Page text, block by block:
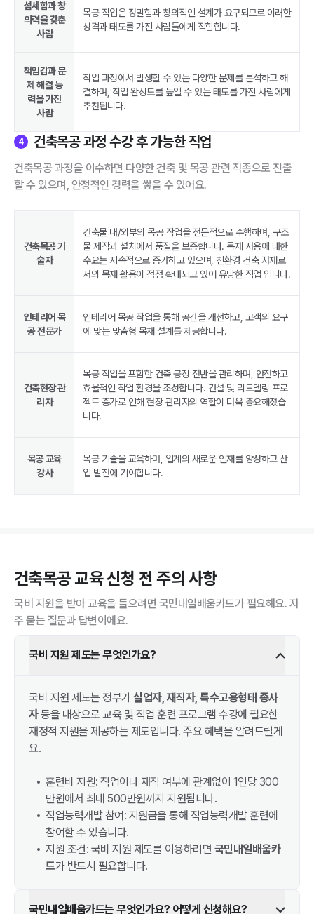
섬세함과 창
의력을 갖춘
사람
목공 작업은 정밀함과 창의적인 설계가 요구되므로 이러한
성격과 태도를 가진 사람들에게 적합합니다.
책임감과 문
제 해결 능
력을 가진
사람
작업 과정에서 발생할 수 있는 다양한 문제를 분석하고 해
결하며, 작업 완성도를 높일 수 있는 태도를 가진 사람에게
추천됩니다.
4 건축목공 과정 수강 후 가능한 직업
건축목공 과정을 이수하면 다양한 건축 및 목공 관련 직종으로 진출
할 수 있으며, 안정적인 경력을 쌓을 수 있어요.
건축목공 기
술자
건축물 내/외부의 목공 작업을 전문적으로 수행하며, 구조
물 제작과 설치에서 품질을 보증합니다. 목재 사용에 대한
수요는 지속적으로 증가하고 있으며, 친환경 건축 자재로
서의 목재 활용이 점점 확대되고 있어 유망한 직업 입니다.
인테리어 목
공 전문가
인테리어 목공 작업을 통해 공간을 개선하고, 고객의 요구
에 맞는 맞춤형 목재 설계를 제공합니다.
건축현장 관
리자
목공 작업을 포함한 건축 공정 전반을 관리하며, 안전하고
효율적인 작업 환경을 조성합니다. 건설 및 리모델링 프로
젝트 증가로 인해 현장 관리자의 역할이 더욱 중요해졌습
니다.
목공 교육
강사
목공 기술을 교육하며, 업계의 새로운 인재를 양성하고 산
업 발전에 기여합니다.
건축목공교육 신청 전 주의 사항
국비 지원을 받아 교육을 들으려면 국민내일배움카드가 필요해요. 자
주 묻는 질문과 답변이에요.
국비 지원 제도는 무엇인가요?
국비 지원 제도는 정부가실업자, 재직자, 특수고용형태 종사
자등을 대상으로 교육 및 직업 훈련 프로그램 수강에 필요한
재정적 지원을 제공하는 제도입니다. 주요 혜택을 알려드릴게
요.
훈련비 지원: 직업이나 재직 여부에 관계없이 1인당 300
만원에서 최대 500만원까지 지원됩니다.
직업능력개발 참여: 지원금을 통해 직업능력개발 훈련에
참여할 수 있습니다.
지원 조건: 국비 지원 제도를 이용하려면 국민내일배움카
드가 반드시 필요합니다.
국민내일배움카드는 무엇인가요? 어떻게 신청해요?